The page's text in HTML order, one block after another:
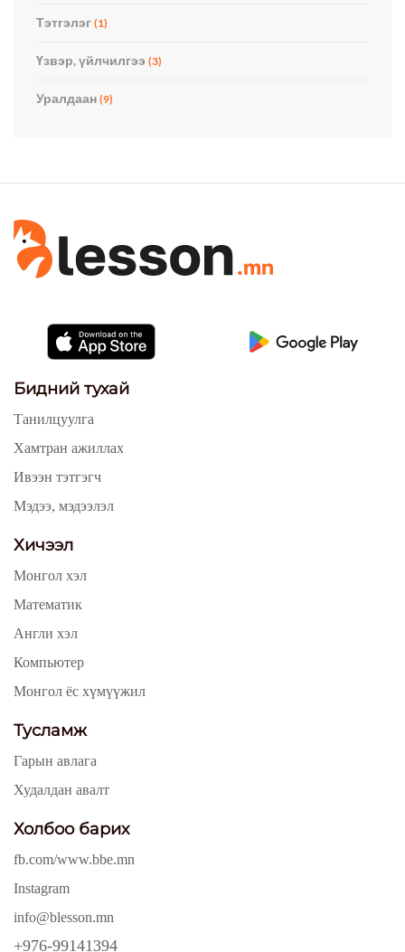
Тэтгэлэг (1)
Үзвэр, үйлчилгээ (3)
Уралдаан (9)
Бидний тухай
Танилцуулга
Хамтран ажиллах
Ивээн тэтгэгч
Мэдээ, мэдээлэл
Хичээл
Монгол хэл
Математик
Англи хэл
Компьютер
Монгол ёс хүмүүжил
Тусламж
Гарын авлага
Худалдан авалт
Холбоо барих
fb.com/www.bbe.mn
Instagram
info@blesson.mn
+976-99141394